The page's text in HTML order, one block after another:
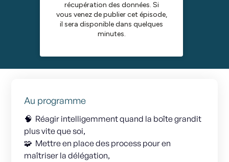
Au programme
🧠 Réagir intelligemment quand la boîte grandit
plus vite que soi,
🧩 Mettre en place des process pour en
maîtriser la délégation,